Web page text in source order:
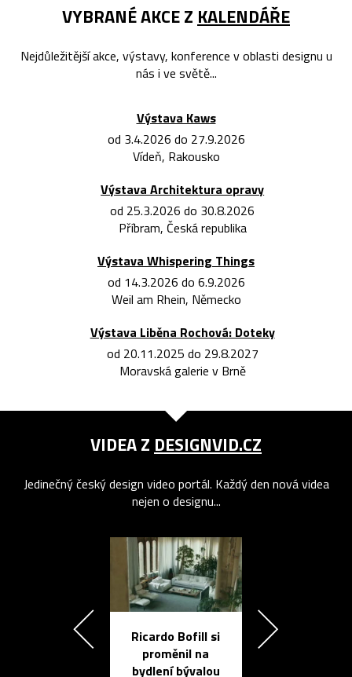
VYBRANÉ AKCE Z KALENDÁŘE
Nejdůležitější akce, výstavy, konference v oblasti designu u
nás i ve světě...
Výstava Kaws
od 3.4.2026 do 27.9.2026
Vídeň, Rakousko
Výstava Architektura opravy
od 25.3.2026 do 30.8.2026
Příbram, Česká republika
Výstava Whispering Things
od 14.3.2026 do 6.9.2026
Weil am Rhein, Německo
Výstava Liběna Rochová: Doteky
od 20.11.2025 do 29.8.2027
Moravská galerie v Brně
VIDEA Z DESIGNVID.CZ
Jedinečný český design video portál. Každý den nová videa
nejen o designu...
Ricardo Bofill si
proměnil na
bydlení bývalou